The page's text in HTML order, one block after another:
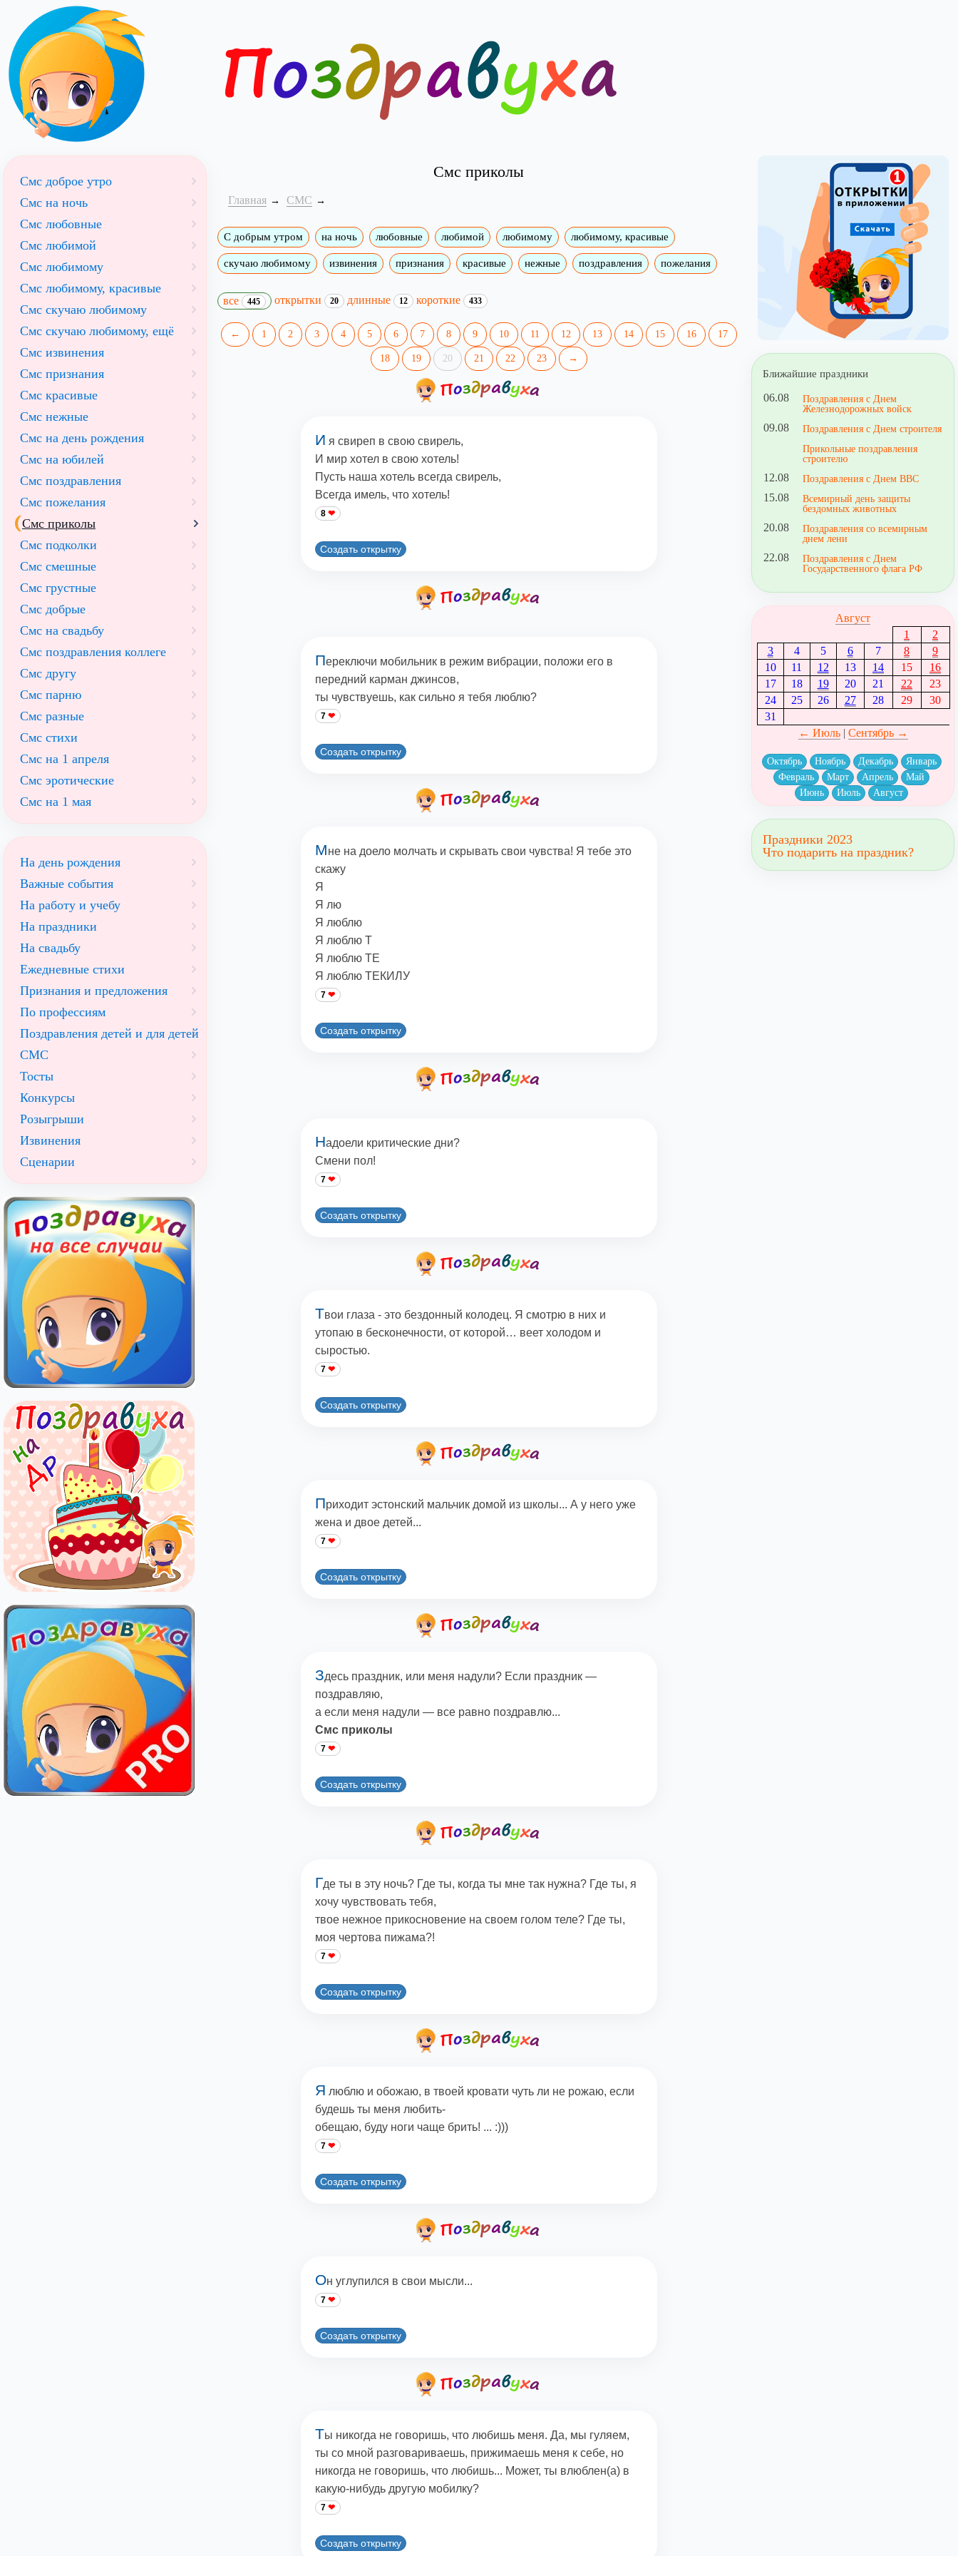
Смс приколы
Главная СМС
С добрым утром на ночь любовные любимой любимому любимому, красивые
скучаю любимому извинения признания красивые нежные поздравления пожелания
все 445 открытки 20 длинные 12 короткие 433
← 1 2 3 4 5 6 7 8 9 10 11 12 13 14 15 16 17
18 19 20 21 22 23 →
И я свиреп в свою свирель,
И мир хотел в свою хотель!
Пусть наша хотель всегда свирель,
Всегда имель, что хотель!
8
Создать открытку
Переключи мобильник в режим вибрации, положи его в
передний карман джинсов,
ты чувствуешь, как сильно я тебя люблю?
7
Создать открытку
Мне на доело молчать и скрывать свои чувства! Я тебе это
скажу
Я
Я лю
Я люблю
Я люблю Т
Я люблю ТЕ
Я люблю ТЕКИЛУ
7
Создать открытку
Надоели критические дни?
Смени пол!
7
Создать открытку
Твои глаза - это бездонный колодец. Я смотрю в них и
утопаю в бесконечности, от которой… веет холодом и
сыростью.
7
Создать открытку
Приходит эстонский мальчик домой из школы... А у него уже
жена и двое детей...
7
Создать открытку
Здесь праздник, или меня надули? Если праздник —
поздравляю,
а если меня надули — все равно поздравлю...
Смс приколы
7
Создать открытку
Где ты в эту ночь? Где ты, когда ты мне так нужна? Где ты, я
хочу чувствовать тебя,
твое нежное прикосновение на своем голом теле? Где ты,
моя чертова пижама?!
7
Создать открытку
Я люблю и обожаю, в твоей кровати чуть ли не рожаю, если
будешь ты меня любить-
обещаю, буду ноги чаще брить! ... :)))
7
Создать открытку
Он углупился в свои мысли...
7
Создать открытку
Ты никогда не говоришь, что любишь меня. Да, мы гуляем,
ты со мной разговариваешь, прижимаешь меня к себе, но
никогда не говоришь, что любишь... Может, ты влюблен(а) в
какую-нибудь другую мобилку?
7
Создать открытку
Смс доброе утро
Смс на ночь
Смс любовные
Смс любимой
Смс любимому
Смс любимому, красивые
Смс скучаю любимому
Смс скучаю любимому, ещё
Смс извинения
Смс признания
Смс красивые
Смс нежные
Смс на день рождения
Смс на юбилей
Смс поздравления
Смс пожелания
Смс приколы
Смс подколки
Смс смешные
Смс грустные
Смс добрые
Смс на свадьбу
Смс поздравления коллеге
Смс другу
Смс парню
Смс разные
Смс стихи
Смс на 1 апреля
Смс эротические
Смс на 1 мая
На день рождения
Важные события
На работу и учебу
На праздники
На свадьбу
Ежедневные стихи
Признания и предложения
По профессиям
Поздравления детей и для детей
СМС
Тосты
Конкурсы
Розыгрыши
Извинения
Сценарии
Ближайшие праздники
06.08
Поздравления с Днем
Железнодорожных войск
09.08
Поздравления с Днем строителя
Прикольные поздравления
строителю
12.08 Поздравления с Днем ВВС
15.08
Всемирный день защиты
бездомных животных
20.08
Поздравления со всемирным
днем лени
22.08
Поздравления с Днем
Государственного флага РФ
Август
1
2
3
4 5 6 7 8
9
10
11 12 13 14 15
16
17
18 19 20 21 22
23
24
25 26 27 28 29
30
31
← Июль| Сентябрь →
Октябрь Ноябрь Декабрь
Январь
Февраль
Март Апрель
Май
Июнь
Июль Август
Праздники 2023
Что подарить на праздник?